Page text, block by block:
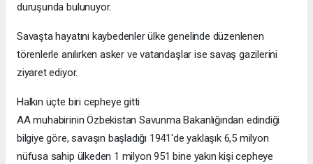
duruşunda bulunuyor.
Savaşta hayatını kaybedenler ülke genelinde düzenlenen
törenlerle anılırken asker ve vatandaşlar ise savaş gazilerini
ziyaret ediyor.
Halkın üçte biri cepheye gitti
AA muhabirinin Özbekistan Savunma Bakanlığından edindiği
bilgiye göre, savaşın başladığı 1941'de yaklaşık 6,5 milyon
nüfusa sahip ülkeden 1 milyon 951 bine yakın kişi cepheye